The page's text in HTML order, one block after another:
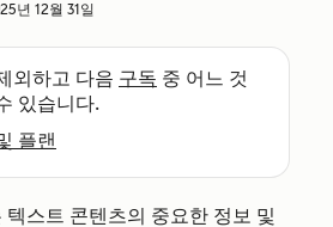
년 12월 31일
외하고 다음 구독 중 어느 것
있습니다.
플랜
스트 콘텐츠의 중요한 정보 및